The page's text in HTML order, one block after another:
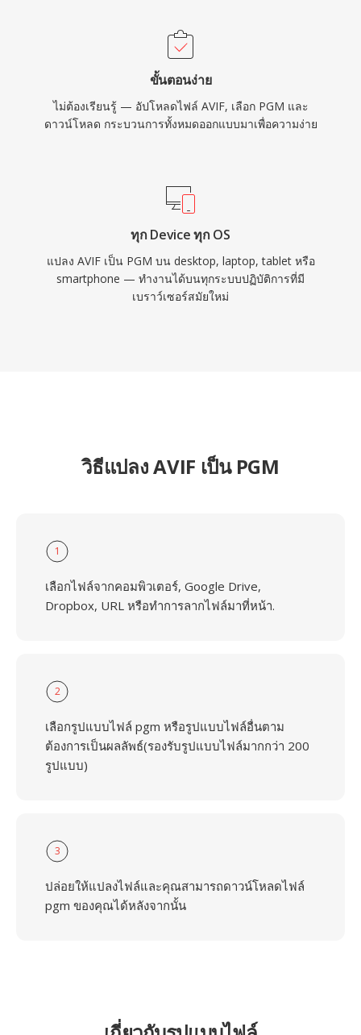
ขั้นตอนง่าย
ไม่ต้องเรียนรู้ — อัปโหลดไฟล์ AVIF, เลือก PGM และ
ดาวน์โหลด กระบวนการทั้งหมดออกแบบมาเพื่อความง่าย
ทุก Device ทุก OS
แปลง AVIF เป็น PGM บน desktop, laptop, tablet หรือ
smartphone — ทำงานได้บนทุกระบบปฏิบัติการที่มี
เบราว์เซอร์สมัยใหม่
วิธีแปลง AVIF เป็น PGM
1
เลือกไฟล์จากคอมพิวเตอร์, Google Drive,
Dropbox, URL หรือทำการลากไฟล์มาที่หน้า.
2
เลือกรูปแบบไฟล์ pgm หรือรูปแบบไฟล์อื่นตาม
ต้องการเป็นผลลัพธ์(รองรับรูปแบบไฟล์มากกว่า 200
รูปแบบ)
3
ปล่อยให้แปลงไฟล์และคุณสามารถดาวน์โหลดไฟล์
pgm ของคุณได้หลังจากนั้น